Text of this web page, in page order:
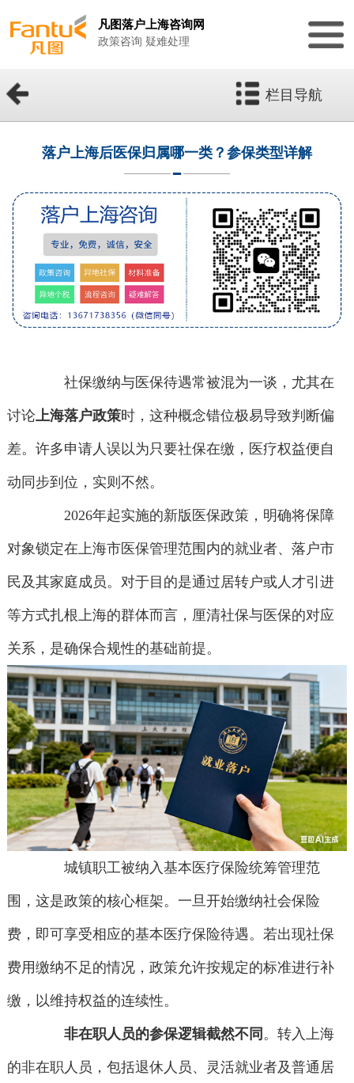
凡图落户上海咨询网
政策咨询 疑难处理
栏目导航
落户上海后医保归属哪一类？参保类型详解
社保缴纳与医保待遇常被混为一谈，尤其在
讨论上海落户政策时，这种概念错位极易导致判断偏
差。许多申请人误以为只要社保在缴，医疗权益便自
动同步到位，实则不然。
2026年起实施的新版医保政策，明确将保障
对象锁定在上海市医保管理范围内的就业者、落户市
民及其家庭成员。对于目的是通过居转户或人才引进
等方式扎根上海的群体而言，厘清社保与医保的对应
关系，是确保合规性的基础前提。
城镇职工被纳入基本医疗保险统筹管理范
围，这是政策的核心框架。一旦开始缴纳社会保险
费，即可享受相应的基本医疗保险待遇。若出现社保
费用缴纳不足的情况，政策允许按规定的标准进行补
缴，以维持权益的连续性。
非在职人员的参保逻辑截然不同 。转入上海
的非在职人员，包括退休人员、灵活就业者及普通居